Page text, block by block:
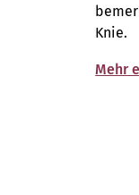
Knie.
Mehr